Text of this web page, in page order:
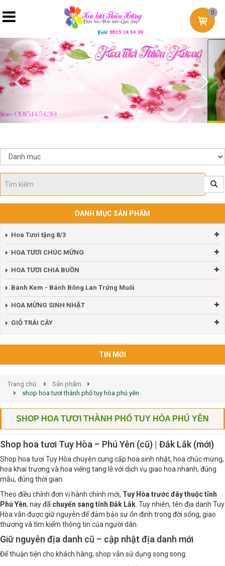
0
Previous
DANH MỤC SẢN PHẨM
Hoa Tươi tặng 8/3
Bánh Kem - Bánh Bông Lan Trứng Muối
HOA MỪNG SINH NHẬT
Trang chủ
Sản phẩm
shop hoa tươi thành phố tuy hòa phú yên
Shop hoa tươi Tuy Hòa – Phú Yên (cũ) | Đắk Lắk (mới)
Shop hoa tươi Tuy Hòa chuyên cung cấp hoa sinh nhật, hoa chúc mừng,
hoa khai trương và hoa viếng tang lễ với dịch vụ giao hoa nhanh, đúng
mẫu, đúng thời gian.
Theo điều chỉnh đơn vị hành chính mới, Tuy Hòa trước đây thuộc tỉnh
Phú Yên , nay đãchuyển sang tỉnh Đắk Lắk
. Tuy nhiên, tên địa danh Tuy
Hòa vẫn được giữ nguyên để đảm bảo sự ổn định trong đời sống, giao
thương và tìm kiếm thông tin của người dân.
Giữ nguyên địa danh cũ – cập nhật địa danh mới
Để thuận tiện cho khách hàng, shop vẫn sử dụng song song: